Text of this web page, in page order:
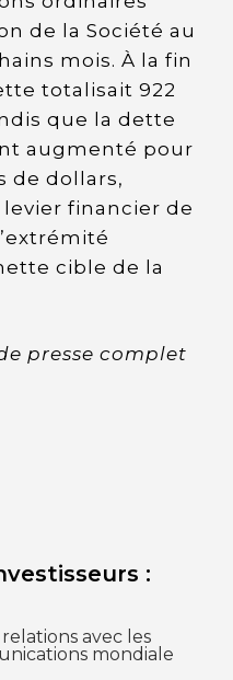
de la Société au
mois. À la fin
totalisait 922
que la dette
augmenté pour
de dollars,
financier de
cible de la
presse complet
:
avec les
mondiale